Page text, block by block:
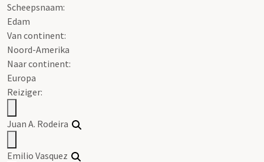
Scheepsnaam:
Edam
Van continent:
Noord-Amerika
Naar continent:
Europa
Reiziger:
Juan A. Rodeira
Emilio Vasquez